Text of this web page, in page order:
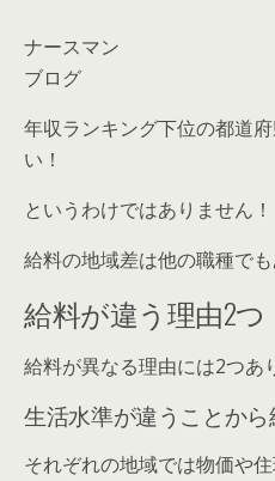
ナースマン
ブログ
年収ランキング下位の都道
い！
というわけではありません！
給料の地域差は他の職種でも
給料が違う理由2つ
給料が異なる理由には2つあ
生活水準が違うことから
それぞれの地域では物価や